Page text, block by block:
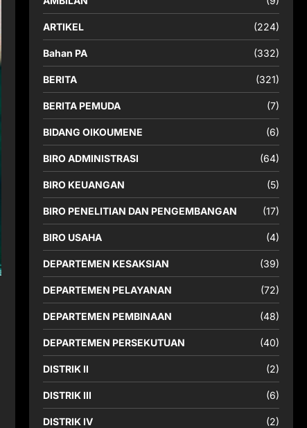
ARTIKEL (224)
Bahan PA (332)
BERITA (321)
BERITA PEMUDA (7)
BIDANG OIKOUMENE (6)
BIRO ADMINISTRASI (64)
BIRO KEUANGAN (5)
BIRO PENELITIAN DAN PENGEMBANGAN (17)
BIRO USAHA (4)
DEPARTEMEN KESAKSIAN (39)
DEPARTEMEN PELAYANAN (72)
DEPARTEMEN PEMBINAAN (48)
DEPARTEMEN PERSEKUTUAN (40)
DISTRIK II (2)
DISTRIK III (6)
DISTRIK IV (2)